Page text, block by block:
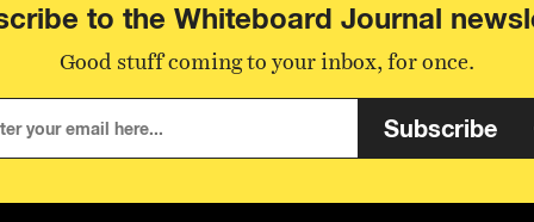
to the Whiteboard Journal
Good stuff coming to your inbox, for once.
Subscribe